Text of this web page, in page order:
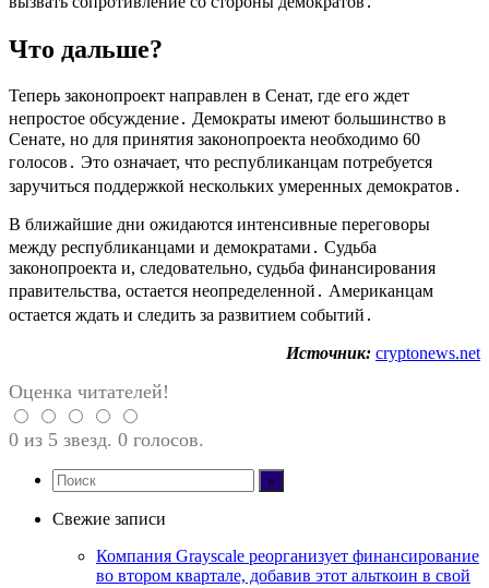
Что дальше?
Теперь законопроект направлен в Сенат, где его ждет
непростое обсуждение․ Демократы имеют большинство в
Сенате, но для принятия законопроекта необходимо 60
голосов․ Это означает, что республиканцам потребуется
заручиться поддержкой нескольких умеренных демократов․
В ближайшие дни ожидаются интенсивные переговоры
между республиканцами и демократами․ Судьба
законопроекта и, следовательно, судьба финансирования
правительства, остается неопределенной․ Американцам
остается ждать и следить за развитием событий․
Источник: cryptonews.net
Оценка читателей!
0 из 5 звезд. 0 голосов.
Свежие записи
Компания Grayscale реорганизует финансирование
во втором квартале, добавив этот альткоин в свой